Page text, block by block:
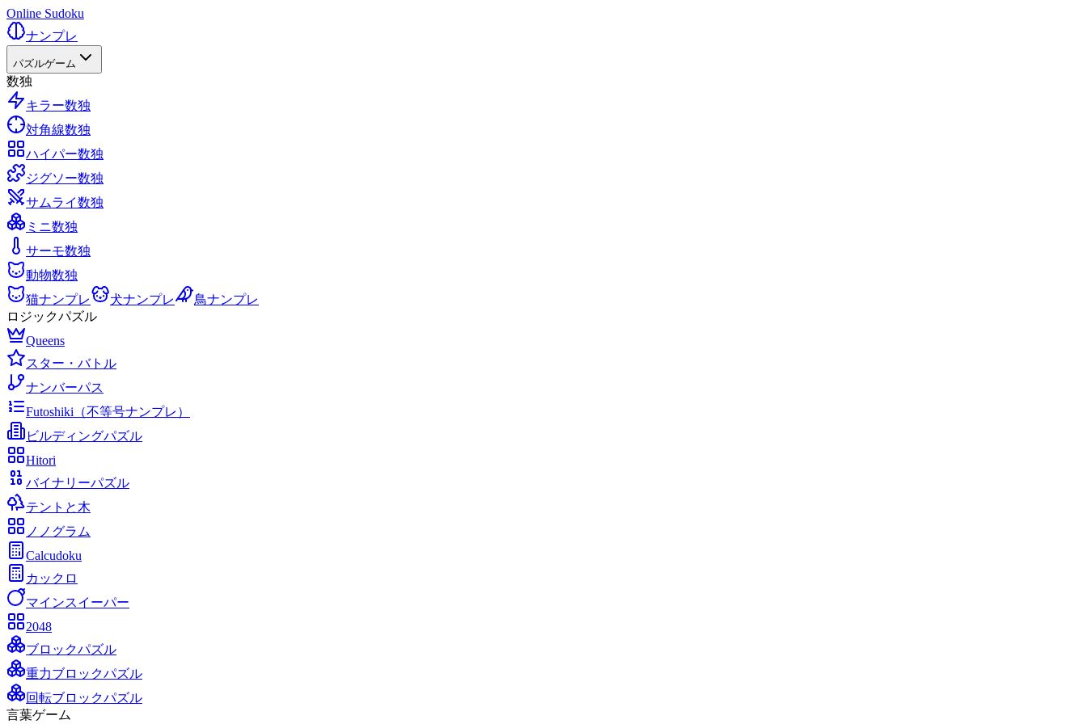
Online Sudoku
ナンプレ
パズルゲーム
数独
キラー数独
対角線数独
ハイパー数独
ジグソー数独
サムライ数独
ミニ数独
サーモ数独
動物数独
猫ナンプレ
犬ナンプレ
鳥ナンプレ
ロジックパズル
Queens
スター・バトル
ナンバーパス
Futoshiki（不等号ナンプレ）
ビルディングパズル
Hitori
バイナリーパズル
テントと木
ノノグラム
Calcudoku
カックロ
マインスイーパー
2048
ブロックパズル
重力ブロックパズル
回転ブロックパズル
言葉ゲーム